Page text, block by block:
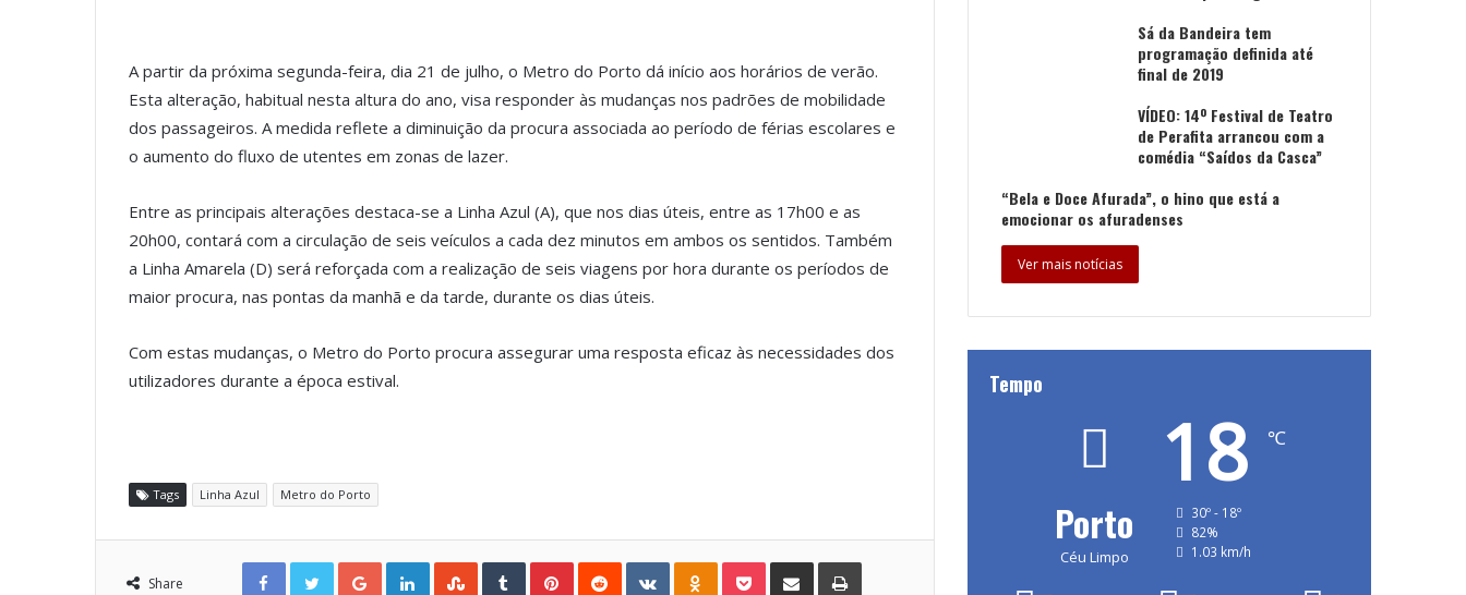
A partir da próxima segunda-feira, dia 21 de julho, o Metro do Porto dá início aos horários de verão.
Esta alteração, habitual nesta altura do ano, visa responder às mudanças nos padrões de mobilidade
dos passageiros. A medida reflete a diminuição da procura associada ao período de férias escolares e
o aumento do fluxo de utentes em zonas de lazer.
Entre as principais alterações destaca-se a Linha Azul (A), que nos dias úteis, entre as 17h00 e as
20h00, contará com a circulação de seis veículos a cada dez minutos em ambos os sentidos. Também
a Linha Amarela (D) será reforçada com a realização de seis viagens por hora durante os períodos de
maior procura, nas pontas da manhã e da tarde, durante os dias úteis.
Com estas mudanças, o Metro do Porto procura assegurar uma resposta eficaz às necessidades dos
utilizadores durante a época estival.
Tags Linha Azul Metro do Porto
Share
Facebook Twitter Google+ LinkedIn StumbleUpon Tumblr Pinterest Reddit VKontakte Odnoklassniki Pocket Share via Email Print
Sá da Bandeira tem
programação definida até
final de 2019
VÍDEO: 14º Festival de Teatro
de Perafita arrancou com a
comédia “Saídos da Casca”
“Bela e Doce Afurada”, o hino que está a
emocionar os afuradenses
Ver mais notícias
Tempo
Porto
Céu Limpo
18 ℃
30º - 18º
82%
1.03 km/h